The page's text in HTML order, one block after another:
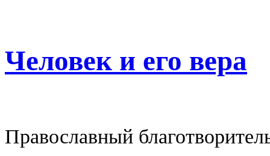
Человек и его вера
Православный